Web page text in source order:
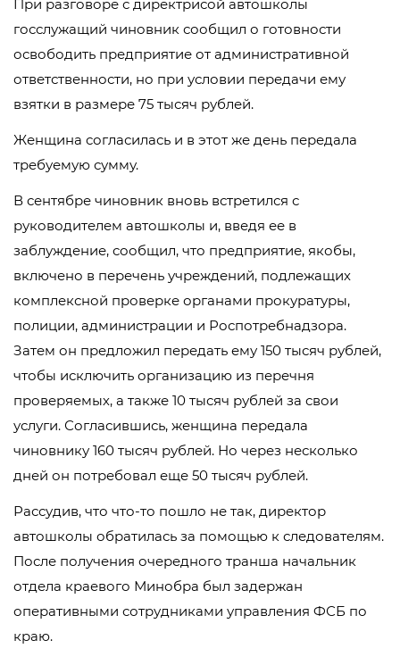
При разговоре с директрисой автошколы
госслужащий чиновник сообщил о готовности
освободить предприятие от административной
ответственности, но при условии передачи ему
взятки в размере 75 тысяч рублей.
Женщина согласилась и в этот же день передала
требуемую сумму.
В сентябре чиновник вновь встретился с
руководителем автошколы и, введя ее в
заблуждение, сообщил, что предприятие, якобы,
включено в перечень учреждений, подлежащих
комплексной проверке органами прокуратуры,
полиции, администрации и Роспотребнадзора.
Затем он предложил передать ему 150 тысяч рублей,
чтобы исключить организацию из перечня
проверяемых, а также 10 тысяч рублей за свои
услуги. Согласившись, женщина передала
чиновнику 160 тысяч рублей. Но через несколько
дней он потребовал еще 50 тысяч рублей.
Рассудив, что что-то пошло не так, директор
автошколы обратилась за помощью к следователям.
После получения очередного транша начальник
отдела краевого Минобра был задержан
оперативными сотрудниками управления ФСБ по
краю.